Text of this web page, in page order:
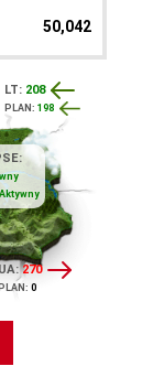
50,042
LT: 208
PLAN:198
270
PLAN: 0
Aktywny